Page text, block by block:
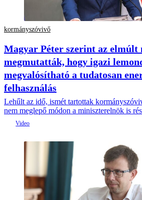
kormányszóvivő
Magyar Péter szerint az elmúlt
megmutatták, hogy igazi
megvalósítható a tudatosan
felhasználás
Lehűlt az idő, ismét tartottak
nem meglepő módon a miniszterelnök is